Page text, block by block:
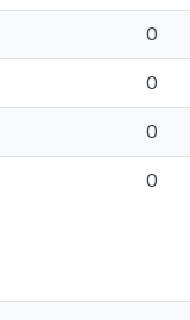
0
0
0
0